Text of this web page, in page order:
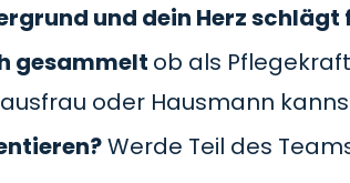
und dein Herz schlägt
gesammelt ob als
oder Hausmann
Werde Teil des